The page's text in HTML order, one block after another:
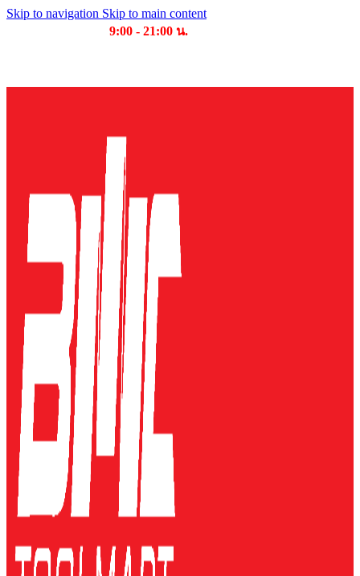
Skip to navigation Skip to main content
9:00 - 21:00 น.